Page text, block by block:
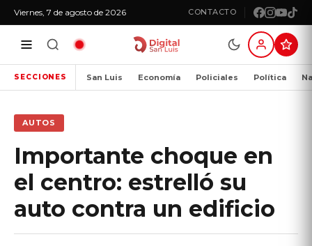
Viernes, 7 de agosto de 2026 CONTACTO
SECCIONES San Luis Economía Policiales Política
AUTOS
Importante choque en
el centro: estrelló su
auto contra un edificio